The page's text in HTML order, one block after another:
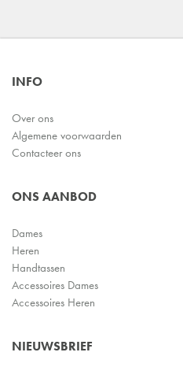
INFO
Over ons
Algemene voorwaarden
Contacteer ons
ONS AANBOD
Dames
Heren
Handtassen
Accessoires Dames
Accessoires Heren
NIEUWSBRIEF